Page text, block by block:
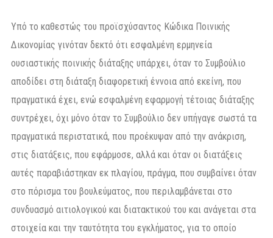
Υπό το καθεστώς του προϊσχύσαντος Κώδικα Ποινικής
Δικονομίας γινόταν δεκτό ότι εσφαλμένη ερμηνεία
ουσιαστικής ποινικής διάταξης υπάρχει, όταν το Συμβούλιο
αποδίδει στη διάταξη διαφορετική έννοια από εκείνη, που
πραγματικά έχει, ενώ εσφαλμένη εφαρμογή τέτοιας διάταξης
συντρέχει, όχι μόνο όταν το Συμβούλιο δεν υπήγαγε σωστά τα
πραγματικά περιστατικά, που προέκυψαν από την ανάκριση,
στις διατάξεις, που εφάρμοσε, αλλά και όταν οι διατάξεις
αυτές παραβιάστηκαν εκ πλαγίου, πράγμα, που συμβαίνει όταν
στο πόρισμα του βουλεύματος, που περιλαμβάνεται στο
συνδυασμό αιτιολογικού και διατακτικού του και ανάγεται στα
στοιχεία και την ταυτότητα του εγκλήματος, για το οποίο